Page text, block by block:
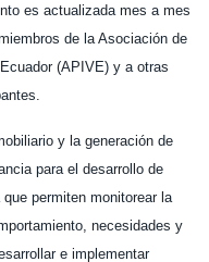
es actualizada mes a mes
de la Asociación de
(APIVE) y a otras
y la generación de
para el desarrollo de
permiten monitorear la
necesidades y
e implementar